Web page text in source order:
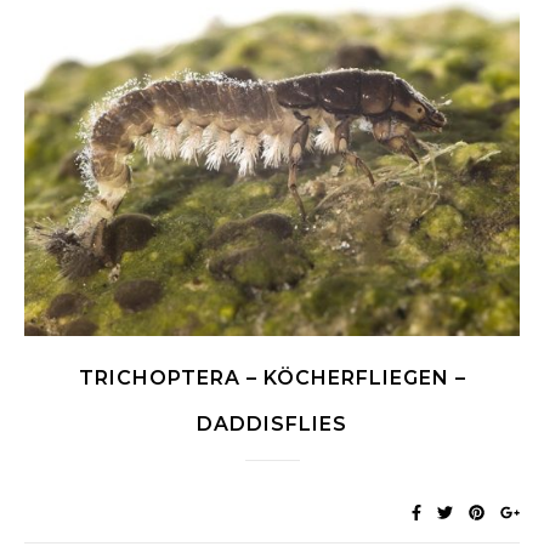
TRICHOPTERA – KÖCHERFLIEGEN –
DADDISFLIES